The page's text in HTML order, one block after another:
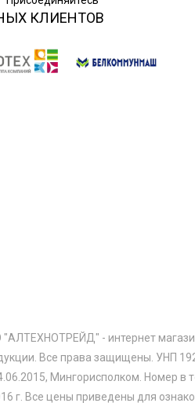
КЛИЕНТОВ
- интернет
Все права защищены. УНП
Мингорисполком. Номер в
г. Все цены приведены для